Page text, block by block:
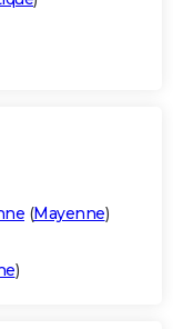
(Mayenne)
)